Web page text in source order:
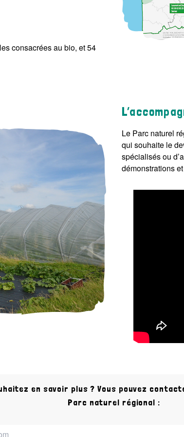
consacrées au bio, et 54
Le Parc naturel
qui souhaite le
spécialisés ou
démonstrations
en savoir plus ? Vous pouvez
Parc naturel régional :